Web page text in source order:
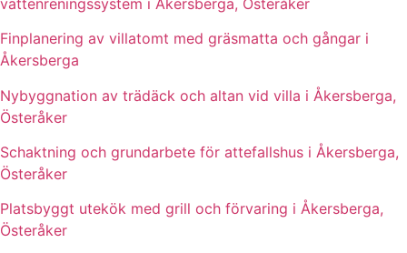
Finplanering av villatomt med gräsmatta och gångar i
Åkersberga
Nybyggnation av trädäck och altan vid villa i Åkersberga,
Österåker
Schaktning och grundarbete för attefallshus i Åkersberga,
Österåker
Platsbyggt utekök med grill och förvaring i Åkersberga,
Österåker